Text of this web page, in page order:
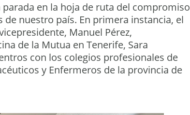
en la hoja de ruta del compromiso
nuestro país. En primera instancia, el
Manuel Pérez,
de la Mutua en Tenerife, Sara
con los colegios profesionales de
y Enfermeros de la provincia de